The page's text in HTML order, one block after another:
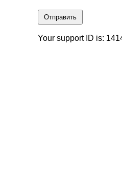
Отправить
Your support ID is: